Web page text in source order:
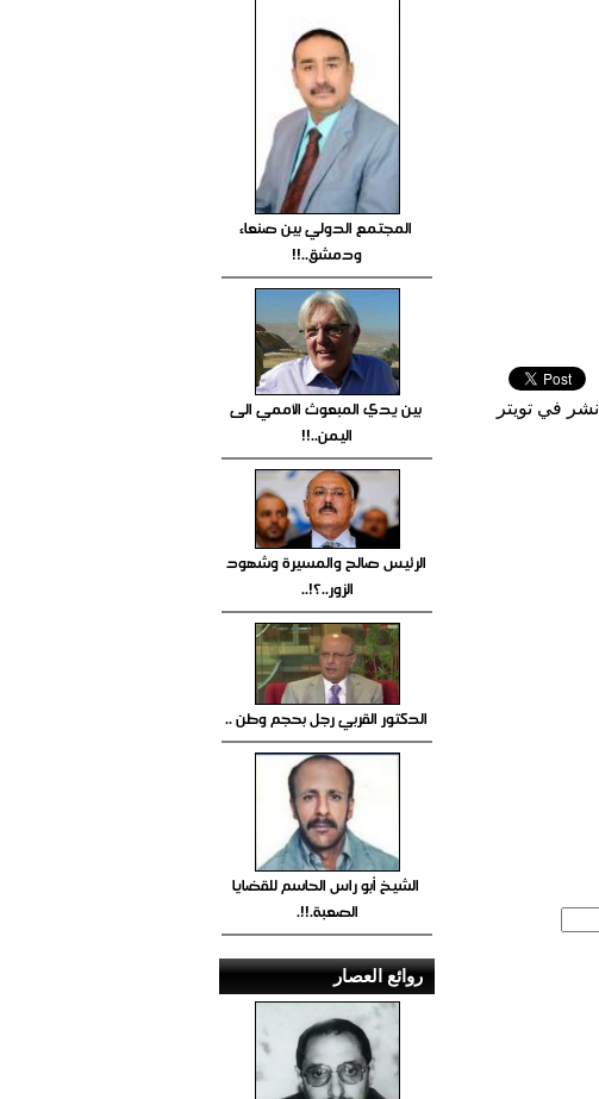
نشر في تويتر
المجتمع الدولي بين صنعاء
ودمشق..!!
بين يدي المبعوث الأممي الى
اليمن..!!
الرئيس صالح والمسيرة وشهود
الزور..؟!..
الدكتور القربي رجل بحجم وطن ..
الشيخ أبو راس الحاسم للقضايا
الصعبة.!!.
روائع العصار